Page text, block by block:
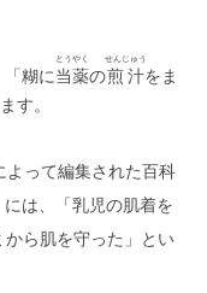
「糊に当薬
とうやく
の煎汁
せんじゅう
をま
す。
よって編集された百科
は、「乳児の肌着を
ら肌を守った」とい